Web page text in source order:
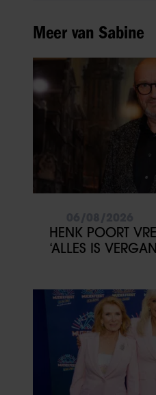
Meer van Sabine
HENK POORT
‘ALLES IS